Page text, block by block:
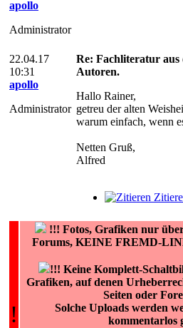
apollo
Administrator
22.04.17
10:31
apollo
Administrator
Re: Fachliteratur
Autoren.
Hallo Rainer,
getreu der alten
warum einfach, wenn
Netten Gruß,
Alfred
!
!!! Fotos, Grafiken nur
Forums, KEINE FREMD-
!!! Keine Komplett-
Grafiken, auf denen
Seiten oder
Solche Uploads werden
kommentarlos